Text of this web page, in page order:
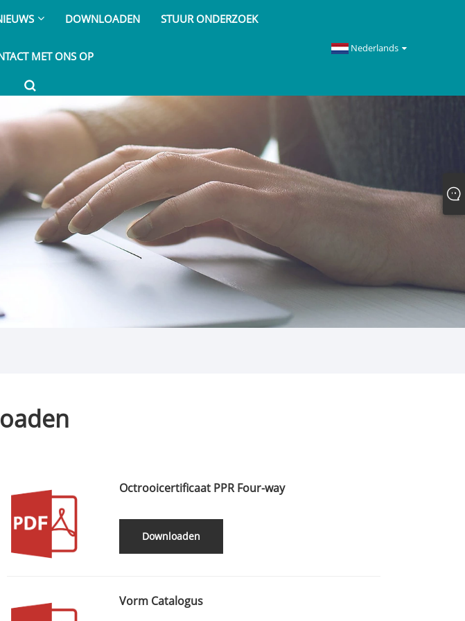
DOWNLOADEN STUUR ONDERZOEK
MET ONS OP
Nederlands
Octrooicertificaat PPR Four-way
Downloaden
Vorm Catalogus